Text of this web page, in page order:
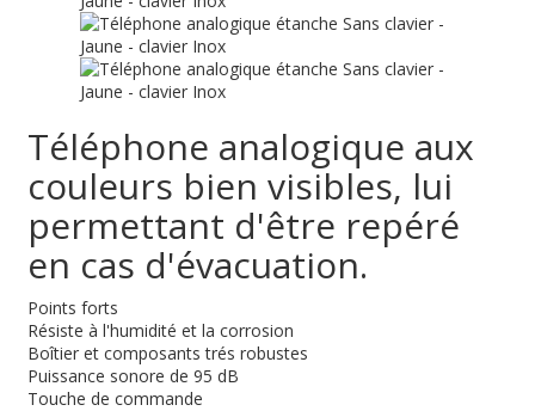
Téléphone analogique aux
couleurs bien visibles, lui
permettant d'être repéré
en cas d'évacuation.
Points forts
Résiste à l'humidité et la corrosion
Boîtier et composants trés robustes
Puissance sonore de 95 dB
Touche de commande